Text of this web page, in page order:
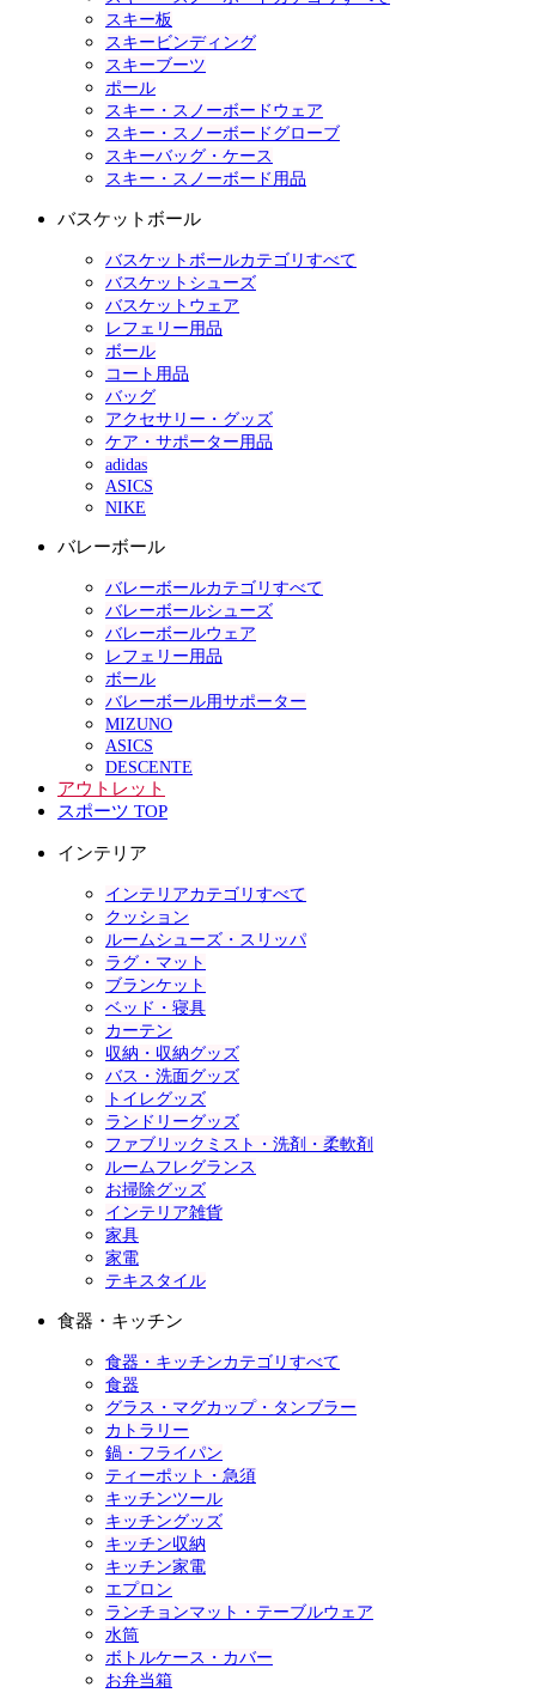
スキー板
スキービンディング
スキーブーツ
ポール
スキー・スノーボードウェア
スキー・スノーボードグローブ
スキーバッグ・ケース
スキー・スノーボード用品
バスケットボール
バスケットボールカテゴリすべて
バスケットシューズ
バスケットウェア
レフェリー用品
ボール
コート用品
バッグ
アクセサリー・グッズ
ケア・サポーター用品
adidas
ASICS
NIKE
バレーボール
バレーボールカテゴリすべて
バレーボールシューズ
バレーボールウェア
レフェリー用品
ボール
バレーボール用サポーター
MIZUNO
ASICS
DESCENTE
アウトレット
スポーツ TOP
インテリア
インテリアカテゴリすべて
クッション
ルームシューズ・スリッパ
ラグ・マット
ブランケット
ベッド・寝具
カーテン
収納・収納グッズ
バス・洗面グッズ
トイレグッズ
ランドリーグッズ
ファブリックミスト・洗剤・柔軟剤
ルームフレグランス
お掃除グッズ
インテリア雑貨
家具
家電
テキスタイル
食器・キッチン
食器・キッチンカテゴリすべて
食器
グラス・マグカップ・タンブラー
カトラリー
鍋・フライパン
ティーポット・急須
キッチンツール
キッチングッズ
キッチン収納
キッチン家電
エプロン
ランチョンマット・テーブルウェア
水筒
ボトルケース・カバー
お弁当箱